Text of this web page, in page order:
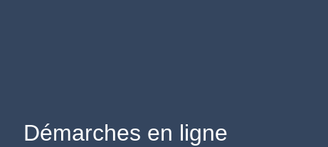
Démarches en ligne